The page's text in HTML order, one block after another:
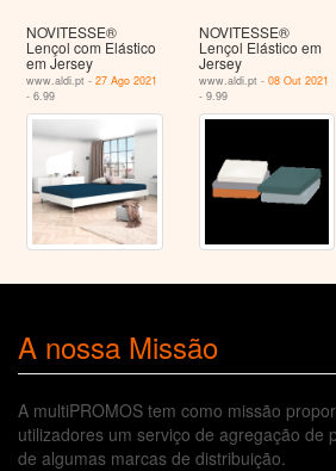
NOVITESSE®
Lençol com Elástico
em Jersey
www.aldi.pt -27 Ago 2021
- 6.99
NOVITESSE®
Lençol Elástico em
Jersey
www.aldi.pt - 08 Out 2021
- 9.99
A nossa Missão
A multiPROMOS tem como missão
utilizadores um serviço de agregação de
de algumas marcas de distribuição.